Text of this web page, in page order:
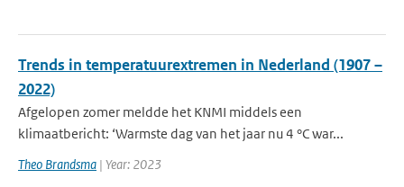
Trends in temperatuurextremen in Nederland (1907 –
2022)
Afgelopen zomer meldde het KNMI middels een
klimaatbericht: ‘Warmste dag van het jaar nu 4 °C war...
Theo Brandsma | Year: 2023